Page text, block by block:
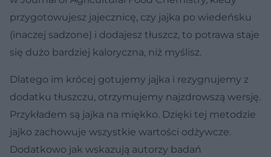
przygotowujesz jajecznicę, czy jajka po wiedeńsku
(inaczej sadzone) i dodajesz tłuszcz, to potrawa staje
się dużo bardziej kaloryczna, niż myślisz.
Dlatego im krócej gotujemy jajka i rezygnujemy z
dodatku tłuszczu, otrzymujemy najzdrowszą wersję.
Przykładem są jajka na miękko. Dzięki tej metodzie
jajko zachowuje wszystkie wartości odżywcze.
Dodatkowo jak wskazują autorzy badań